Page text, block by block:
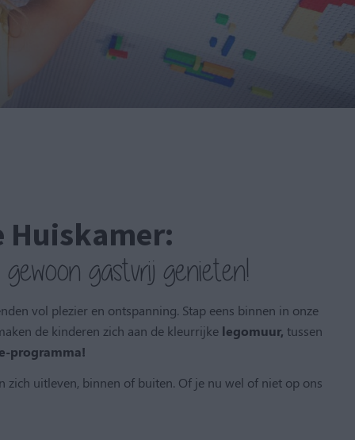
Huiskamer:
gastvrij genieten!
vol plezier en ontspanning. Stap eens binnen in onze
de kinderen zich aan de kleurrijke legomuur, tussen
programma!
uitleven, binnen of buiten. Of je nu wel of niet op ons